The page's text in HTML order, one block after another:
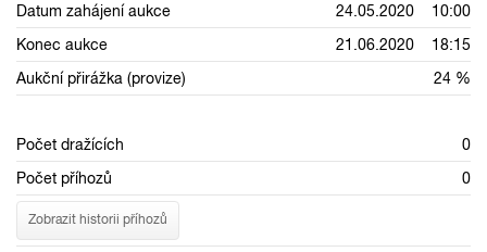
Datum zahájení aukce
24.05.2020 10:00
Konec aukce
21.06.2020 18:15
Aukční přirážka (provize)
24 %
Počet dražících
0
Počet příhozů
0
Zobrazit historii příhozů